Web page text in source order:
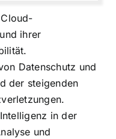
ihrer
Datenschutz und
der steigenden
in der
und